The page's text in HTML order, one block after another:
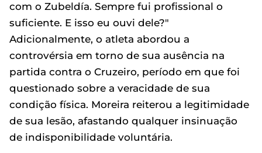
com o Zubeldía. Sempre fui profissional o
suficiente. E isso eu ouvi dele?"
Adicionalmente, o atleta abordou a
controvérsia em torno de sua ausência na
partida contra o Cruzeiro, período em que foi
questionado sobre a veracidade de sua
condição física. Moreira reiterou a legitimidade
de sua lesão, afastando qualquer insinuação
de indisponibilidade voluntária.